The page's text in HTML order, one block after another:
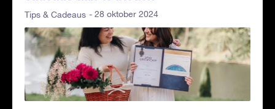
Tips & Cadeaus - 28 oktober 2024